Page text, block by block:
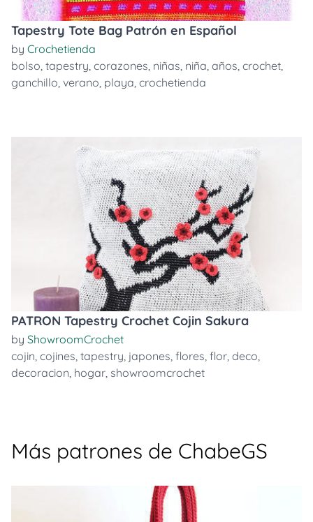
Tapestry Tote Bag Patrón en Español
by Crochetienda
bolso, tapestry, corazones, niñas, niña, años, crochet,
ganchillo, verano, playa, crochetienda
PATRON Tapestry Crochet Cojin Sakura
by ShowroomCrochet
cojin, cojines, tapestry, japones, flores, flor, deco,
decoracion, hogar, showroomcrochet
Más patrones de ChabeGS